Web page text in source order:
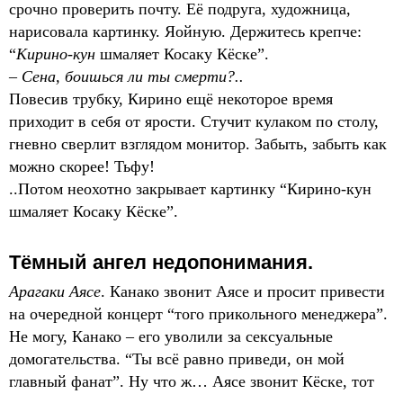
срочно проверить почту. Её подруга, художница,
нарисовала картинку. Яойную. Держитесь крепче:
“Кирино-кун шмаляет Косаку Кёске”.
– Сена, боишься ли ты смерти?..
Повесив трубку, Кирино ещё некоторое время
приходит в себя от ярости. Стучит кулаком по столу,
гневно сверлит взглядом монитор. Забыть, забыть как
можно скорее! Тьфу!
..Потом неохотно закрывает картинку “Кирино-кун
шмаляет Косаку Кёске”.
Тёмный ангел недопонимания.
Арагаки Аясе. Канако звонит Аясе и просит привести
на очередной концерт “того прикольного менеджера”.
Не могу, Канако – его уволили за сексуальные
домогательства. “Ты всё равно приведи, он мой
главный фанат”. Ну что ж… Аясе звонит Кёске, тот